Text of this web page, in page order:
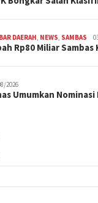
DAERAH, NEWS, SAMBAS
Rp80 Miliar
2026
Umumkan